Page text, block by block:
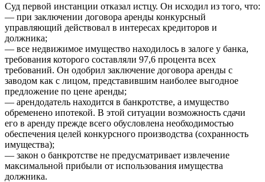
Суд первой инстанции отказал истцу. Он исходил из того, что:
— при заключении договора аренды конкурсный
управляющий действовал в интересах кредиторов и
должника;
— все недвижимое имущество находилось в залоге у банка,
требования которого составляли 97,6 процента всех
требований. Он одобрил заключение договора аренды с
заводом как с лицом, представившим наиболее выгодное
предложение по цене аренды;
— арендодатель находится в банкротстве, а имущество
обременено ипотекой. В этой ситуации возможность сдачи
его в аренду прежде всего обусловлена необходимостью
обеспечения целей конкурсного производства (сохранность
имущества);
— закон о банкротстве не предусматривает извлечение
максимальной прибыли от использования имущества
должника.